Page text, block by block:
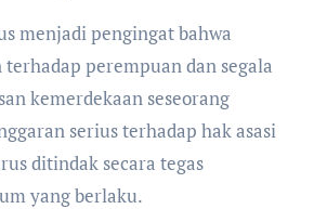
menjadi pengingat bahwa
perempuan dan segala
kemerdekaan seseorang
serius terhadap hak asasi
ditindak secara tegas
yang berlaku.